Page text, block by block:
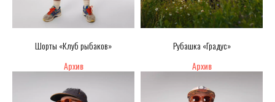
Шорты «Клуб рыбаков» Рубашка «Градус»